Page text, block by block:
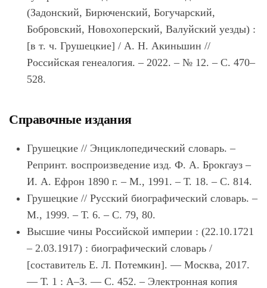
(Задонский, Бирюченский, Богучарский,
Бобровский, Новохоперский, Валуйский уезды) :
[в т. ч. Грушецкие] / А. Н. Акиньшин //
Российская генеалогия. – 2022. – № 12. – С. 470–
528.
Справочные издания
Грушецкие // Энциклопедический словарь. –
Репринт. воспроизведение изд. Ф. А. Брокгауз –
И. А. Ефрон 1890 г. – М., 1991. – Т. 18. – С. 814.
Грушецкие // Русский биографический словарь. –
М., 1999. – Т. 6. – С. 79, 80.
Высшие чины Российской империи : (22.10.1721
– 2.03.1917) : биографический словарь /
[составитель Е. Л. Потемкин]. — Москва, 2017.
— Т. 1 : А–З. — С. 452. – Электронная копия